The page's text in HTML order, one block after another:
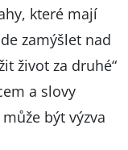
které mají
zamýšlet nad
život za druhé“
a slovy
být výzva